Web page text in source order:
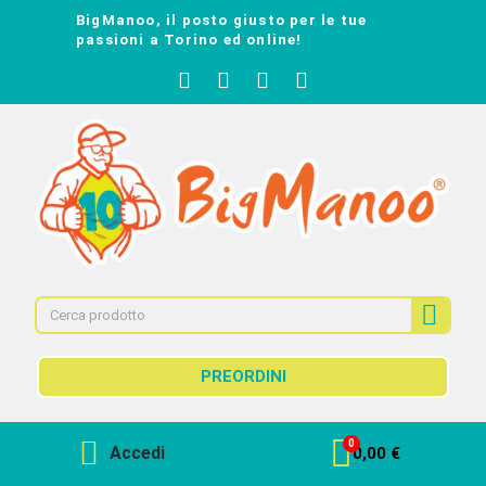
BigManoo, il posto giusto per le tue
passioni a Torino ed online!
PREORDINI
Accedi 0,00 €